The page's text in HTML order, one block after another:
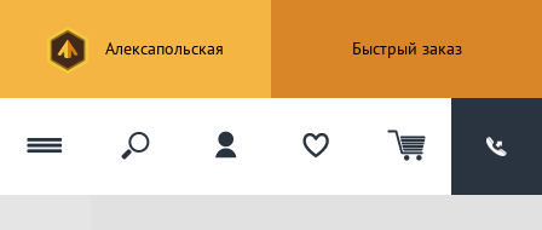
Алексапольская Быстрый заказ